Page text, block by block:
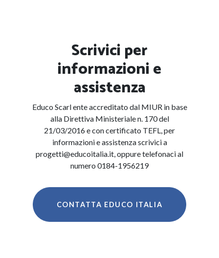
Scrivici per
informazioni e
assistenza
Educo Scarl ente accreditato dal MIUR in base
alla Direttiva Ministeriale n. 170 del
21/03/2016 e con certificato TEFL, per
informazioni e assistenza scrivici a
progetti@educoitalia.it, oppure telefonaci al
numero 0184-1956219
CONTATTA EDUCO ITALIA